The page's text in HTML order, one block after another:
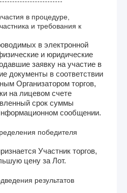
в процедуре,
и требования к
в электронной
и юридические
заявку на участие в
документы в соответствии
Организатором торгов,
на лицевом счете
срок суммы
сообщении.
победителя
Участник торгов,
цену за Лот.
результатов